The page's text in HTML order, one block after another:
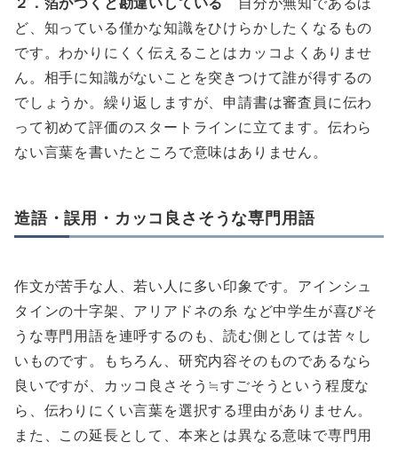
ど、知っている僅かな知識をひけらかしたくなるもの
です。わかりにくく伝えることはカッコよくありませ
ん。相手に知識がないことを突きつけて誰が得するの
でしょうか。繰り返しますが、申請書は審査員に伝わ
って初めて評価のスタートラインに立てます。伝わら
ない言葉を書いたところで意味はありません。
造語・誤用・カッコ良さそうな専門用語
作文が苦手な人、若い人に多い印象です。アインシュ
タインの十字架、アリアドネの糸 など中学生が喜びそ
うな専門用語を連呼するのも、読む側としては苦々し
いものです。もちろん、研究内容そのものであるなら
良いですが、カッコ良さそう≒すごそうという程度な
ら、伝わりにくい言葉を選択する理由がありません。
また、この延長として、本来とは異なる意味で専門用